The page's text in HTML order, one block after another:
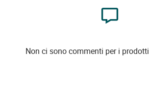
Non ci sono commenti per i prodotti